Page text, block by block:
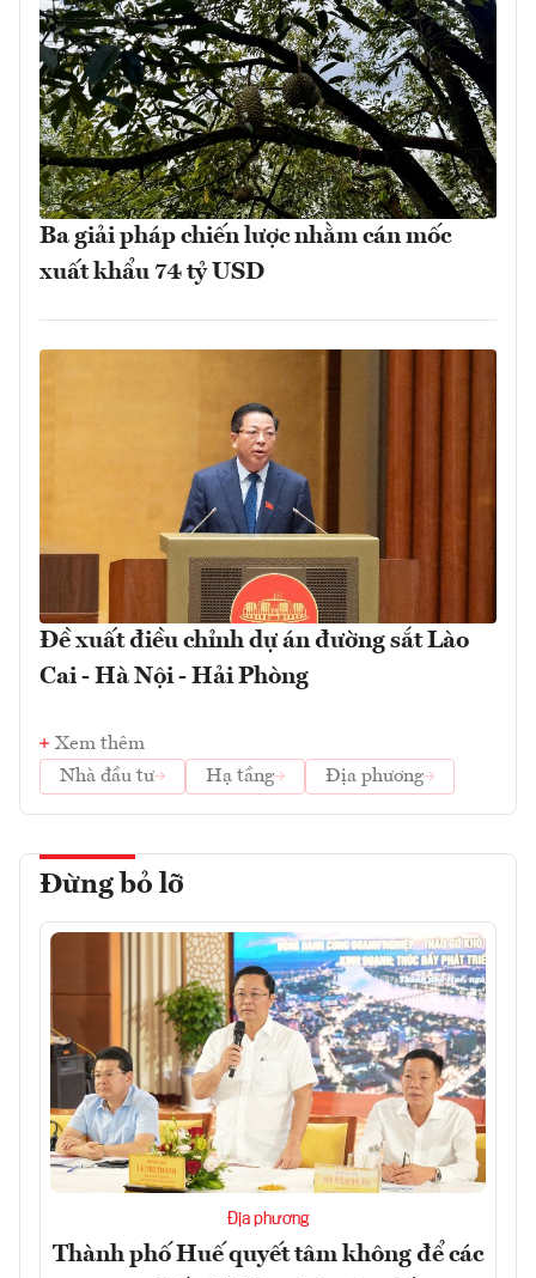
Ba giải pháp chiến lược nhằm cán mốc
xuất khẩu 74 tỷ USD
Đề xuất điều chỉnh dự án đường sắt Lào
Cai - Hà Nội - Hải Phòng
Xem thêm
Nhà đầu tư
Hạ tầng Địa phương
Đừng bỏ lỡ
Địa phương
Thành phố Huế quyết tâm không để các